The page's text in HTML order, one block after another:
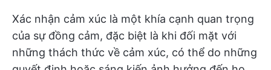
Xác nhận cảm xúc là một khía cạnh quan trọng
của sự đồng cảm, đặc biệt là khi đối mặt với
những thách thức về cảm xúc, có thể do những